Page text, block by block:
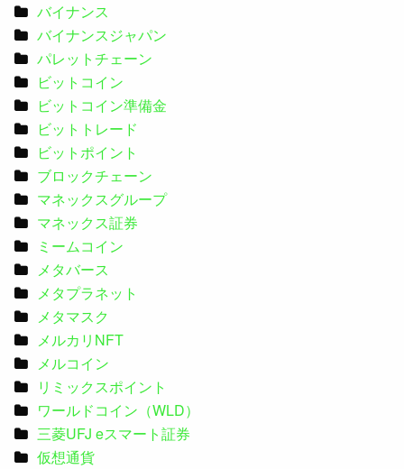
バイナンス
バイナンスジャパン
パレットチェーン
ビットコイン
ビットコイン準備金
ビットトレード
ビットポイント
ブロックチェーン
マネックスグループ
マネックス証券
ミームコイン
メタバース
メタプラネット
メタマスク
メルカリNFT
メルコイン
リミックスポイント
ワールドコイン（WLD）
三菱UFJ eスマート証券
仮想通貨